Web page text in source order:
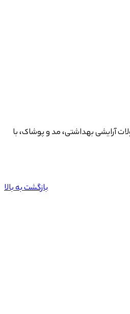
آرایشی بهداشتی، مد و پوشاک، با
بازگشت به بالا